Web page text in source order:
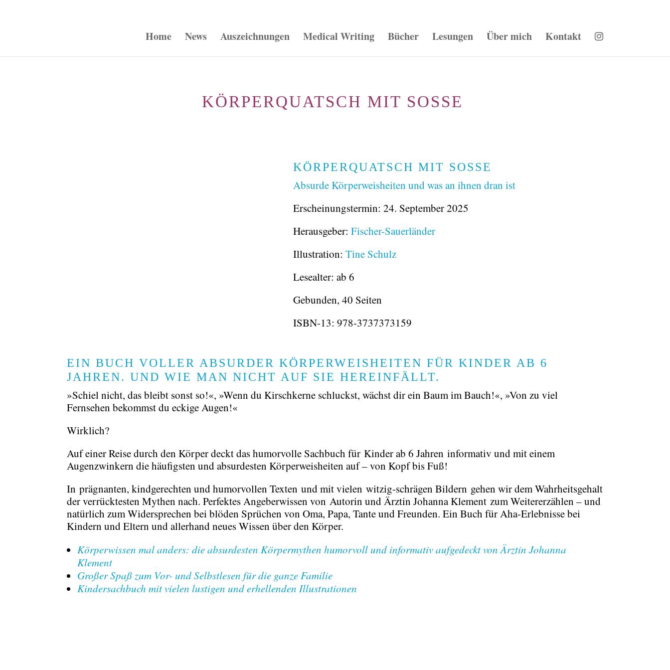
Home News Auszeichnungen Medical Writing Bücher Lesungen Über mich Kontakt
KÖRPERQUATSCH MIT SOSSE
KÖRPERQUATSCH MIT SOSSE
Absurde Körperweisheiten und was an ihnen dran ist
Erscheinungstermin: 24. September 2025
Herausgeber:Fischer-Sauerländer
Illustration:Tine Schulz
Lesealter: ab 6
Gebunden, 40 Seiten
ISBN-13:978-3737373159
EIN BUCH VOLLER ABSURDER KÖRPERWEISHEITEN FÜR KINDER AB 6
JAHREN. UND WIE MAN NICHT AUF SIE HEREINFÄLLT.
»Schiel nicht, das bleibt sonst so!«, »Wenn du Kirschkerne schluckst, wächst dir ein Baum im Bauch!«, »Von zu viel
Fernsehen bekommst du eckige Augen!«
Wirklich?
Auf einer Reise durch den Körper deckt das humorvolle Sachbuch fürKinder ab 6 Jahren informativ und mit einem
Augenzwinkern die häufigsten und absurdesten Körperweisheiten auf – von Kopf bis Fuß!
In prägnanten, kindgerechten und humorvollen Texten und mit vielenwitzig-schrägen Bildern gehen wir dem Wahrheitsgehalt
der verrücktesten Mythen nach. Perfektes Angeberwissen vonAutorin und Ärztin Johanna Klement zum Weitererzählen – und
natürlich zum Widersprechen bei blöden Sprüchen von Oma, Papa, Tante und Freunden. Ein Buch für Aha-Erlebnisse bei
Kindern und Eltern und allerhand neues Wissen über den Körper.
Körperwissen mal anders: die absurdesten Körpermythen humorvoll und informativ aufgedeckt von Ärztin Johanna
Klement
Großer Spaß zum Vor- und Selbstlesen für die ganze Familie
Kindersachbuch mit vielen lustigen und erhellenden Illustrationen